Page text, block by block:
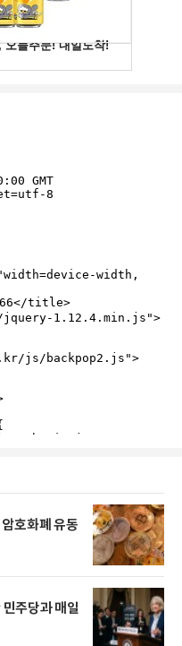
호화폐 유동
주당과 매일